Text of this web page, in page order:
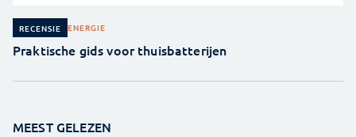
RECENSIE ENERGIE
Praktische gids voor thuisbatterijen
MEEST GELEZEN